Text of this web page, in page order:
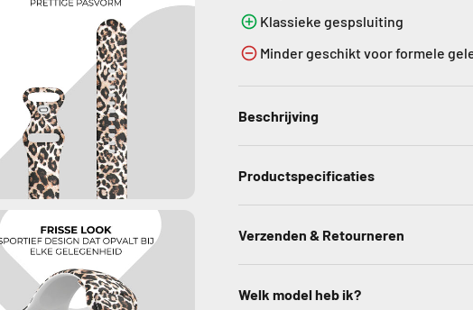
Klassieke gespsluiting
Minder geschikt voor formele
Beschrijving
Productspecificaties
Verzenden & Retourneren
Welk model heb ik?